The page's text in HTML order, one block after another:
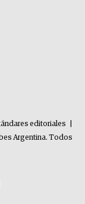
editoriales
Argentina. Todos